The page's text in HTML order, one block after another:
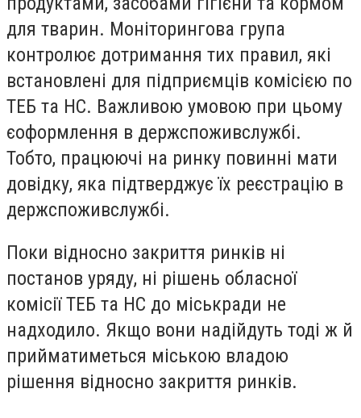
для тварин. Моніторингова група
контролює дотримання тих правил, які
встановлені для підприємців комісією по
ТЕБ та НС. Важливою умовою при цьому
єоформлення в держспоживслужбі.
Тобто, працюючі на ринку повинні мати
довідку, яка підтверджує їх реєстрацію в
держспоживслужбі.
Поки відносно закриття ринків ні
постанов уряду, ні рішень обласної
комісії ТЕБ та НС до міськради не
надходило. Якщо вони надійдуть тоді ж й
прийматиметься міською владою
рішення відносно закриття ринків.